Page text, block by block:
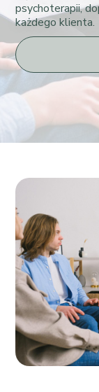
psychoterapii,
każdego klienta.